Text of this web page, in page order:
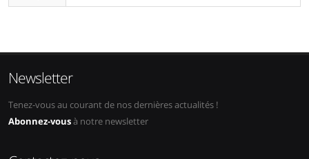
Newsletter
Tenez-vous au courant de nos dernières actualités !
Abonnez-vousà notre newsletter